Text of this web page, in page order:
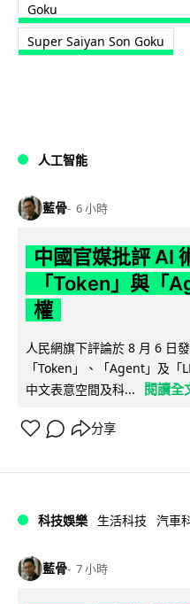
Goku
Super Saiyan Son Goku
人工智能
藍骨 6 小時
中國官媒批評 AI
「Token」與「
權
人民網旗下評論於 8 月 6 日
「Token」、「Agent」及
中文表意空間及科...
閱讀全
分享
科技娛樂 生活科技 汽車
藍骨 7 小時